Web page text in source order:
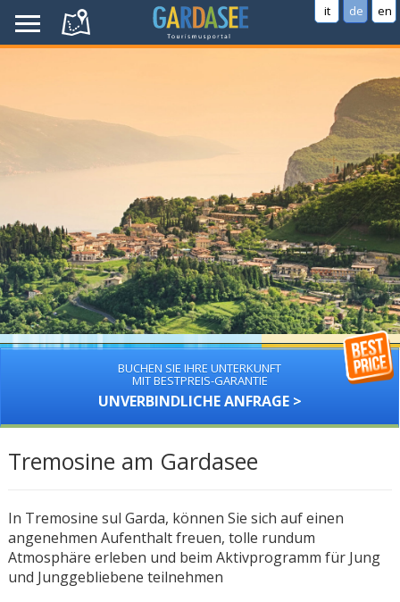
it de en
BUCHEN SIE IHRE UNTERKUNFT
MIT BESTPREIS-GARANTIE
UNVERBINDLICHE ANFRAGE >
Tremosine am Gardasee
In Tremosine sul Garda, können Sie sich auf einen
angenehmen Aufenthalt freuen, tolle rundum
Atmosphäre erleben und beim Aktivprogramm für Jung
und Junggebliebene teilnehmen